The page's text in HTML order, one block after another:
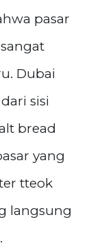
pasar
Dubai
sisi
bread
yang
tteok
langsung